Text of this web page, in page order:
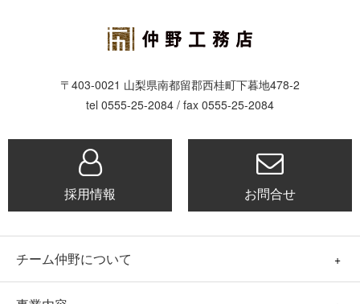
〒403-0021 山梨県南都留郡西桂町下暮地478-2
tel 0555-25-2084 / fax 0555-25-2084
採用情報 お問合せ
チーム仲野について